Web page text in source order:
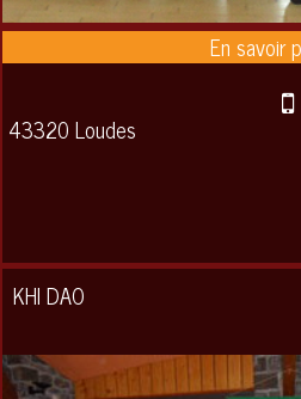
43320 Loudes
KHI DAO